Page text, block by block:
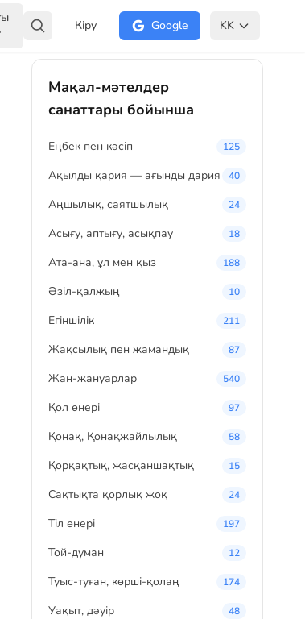
Кіру Google KK
Мақал-мәтелдер
санаттары бойынша
Eңбек пен кәсіп 125
Ақылды қария — ағынды дария 40
Аңшылық, саятшылық 24
Асығу, аптығу, асықпау 18
Ата-ана, ұл мен қыз 188
Әзіл-қалжың 10
Егіншілік 211
Жақсылық пен жамандық 87
Жан-жануарлар 540
Қол өнері 97
Қонақ, Қонақжайлылық 58
Қорқақтық, жасқаншақтық 15
Сақтықта қорлық жоқ 24
Тіл өнері 197
Той-думан 12
Туыс-туған, көрші-қолаң 174
Уақыт, дәуір 48